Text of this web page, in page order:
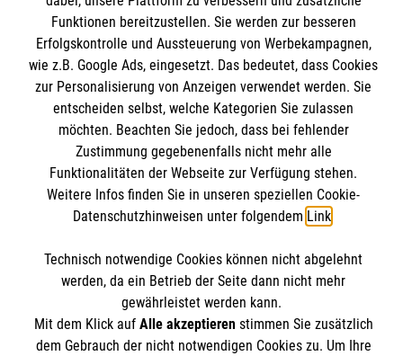
Ansprechpartner
Standorte
Kontakt
Impressum
Datenschutz
Barrierefreiheit
Medizinproduktesicherheit
Netiquette
Malteser online
Malteser bundesweit
Malteser im Bistum Mainz
Malteserorden
Malteser Jugend
Spendenkonto
Empfänger: Malteser Hilfsdienst e.V.
IBAN: DE53 3706 0193 4004 3550 11
BIC: GENODED1PAX
Soziale Netzwerke
Der Malteser Hilfsdienst e.V. ist als eingetragene
Funktionen bereitzustellen. Sie werden zur besseren
Erfolgskontrolle und Aussteuerung von Werbekampagnen,
wie z.B. Google Ads, eingesetzt. Das bedeutet, dass Cookies
zur Personalisierung von Anzeigen verwendet werden. Sie
entscheiden selbst, welche Kategorien Sie zulassen
möchten. Beachten Sie jedoch, dass bei fehlender
Zustimmung gegebenenfalls nicht mehr alle
Funktionalitäten der Webseite zur Verfügung stehen.
Weitere Infos finden Sie in unseren speziellen Cookie-
Datenschutzhinweisen unter folgendem Link.
Technisch notwendige Cookies können nicht abgelehnt
werden, da ein Betrieb der Seite dann nicht mehr
gewährleistet werden kann.
Mit dem Klick auf Alle akzeptierenstimmen Sie zusätzlich
dem Gebrauch der nicht notwendigen Cookies zu. Um Ihre